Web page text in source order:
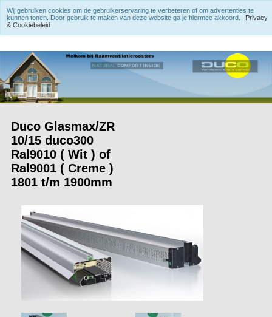
Duco Glasmax/ZR
10/15 duco300
Ral9010 ( Wit ) of
Ral9001 ( Creme )
1801 t/m 1900mm
Wij gebruiken cookies om de gebruikerservaring te verbeteren of om advertenties te
kunnen tonen. Door gebruik te maken van deze website ga je hiermee akkoord.
Privacy
& Cookiebeleid